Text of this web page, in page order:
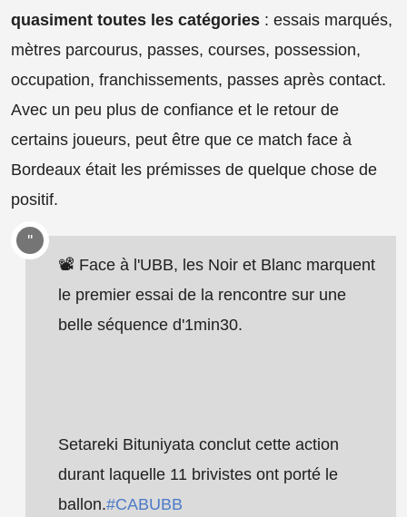
quasiment toutes les catégories : essais marqués,
mètres parcourus, passes, courses, possession,
occupation, franchissements, passes après contact.
Avec un peu plus de confiance et le retour de
certains joueurs, peut être que ce match face à
Bordeaux était les prémisses de quelque chose de
positif.
📽️ Face à l'UBB, les Noir et Blanc marquent
le premier essai de la rencontre sur une
belle séquence d'1min30.
Setareki Bituniyata conclut cette action
durant laquelle 11 brivistes ont porté le
ballon.#CABUBB